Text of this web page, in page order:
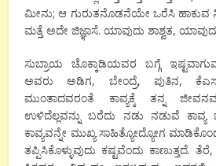
ಮೀನು; ಆ ಗುರುತನೊಡನೆಯೇ ಒರೆಸಿ ಹಾಕುವ
ಮತ್ತೆ ಅದೇ ಜಿಜ್ಞಾಸೆ. ಯಾವುದು ಶಾಶ್ವತ,
ಸುಬ್ರಾಯ ಚೊಕ್ಕಾಡಿಯವರ ಬಗ್ಗೆ
ಅವರು ಅಡಿಗ, ಬೇಂದ್ರೆ, ಪುತಿನ,
ಮುಂತಾದವರಂತೆ ಕಾವ್ಯಕ್ಕೆ ತನ್ನ
ಉಳಿದೆಲ್ಲವನ್ನು ಬರೆದು ನಡು ನಡುವೆ ಕಾವ್ಯ
ಕಾವ್ಯವನ್ನೇ ಮುಖ್ಯ ಸಾಹಿತ್ಯೋದ್ಯೋಗ
ತಪ್ಪಿಸಿಕೊಳ್ಳುವುದು ಕಷ್ಟವೆಂದು ಕಾಣುತ್ತದೆ.